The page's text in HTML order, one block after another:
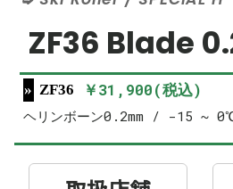
ZF36 Blade
ZF36 ￥31,900(税込)
ヘリンボーン0.2mm / -15 ~